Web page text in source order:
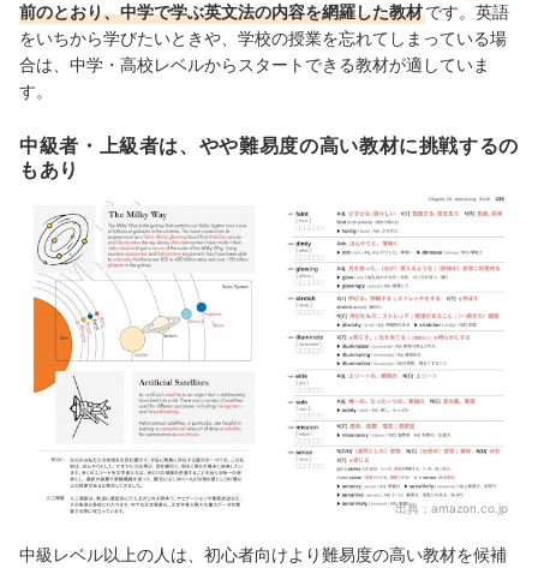
前のとおり、中学で学ぶ英文法の内容を網羅した教材です。英語
をいちから学びたいときや、学校の授業を忘れてしまっている場
合は、中学・高校レベルからスタートできる教材が適していま
す。
中級者・上級者は、やや難易度の高い教材に挑戦するの
もあり
出典： amazon.co.jp
中級レベル以上の人は、初心者向けより難易度の高い教材を候補